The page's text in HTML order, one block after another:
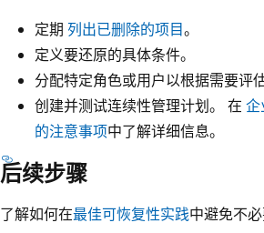
定期 列出已删除的项目。
定义要还原的具体条件。
分配特定角色或用户以根据需要评
创建并测试连续性管理计划。 在 企
的注意事项中了解详细信息。
后续步骤
了解如何在最佳可恢复性实践中避免不必